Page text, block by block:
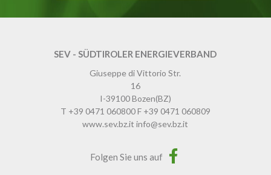
SEV - SÜDTIROLER ENERGIEVERBAND
Giuseppe di Vittorio Str.
16
I-39100Bozen(BZ)
T +39 0471 060800F +39 0471 060809
www.sev.bz.it info@sev.bz.it
Folgen Sie uns auf